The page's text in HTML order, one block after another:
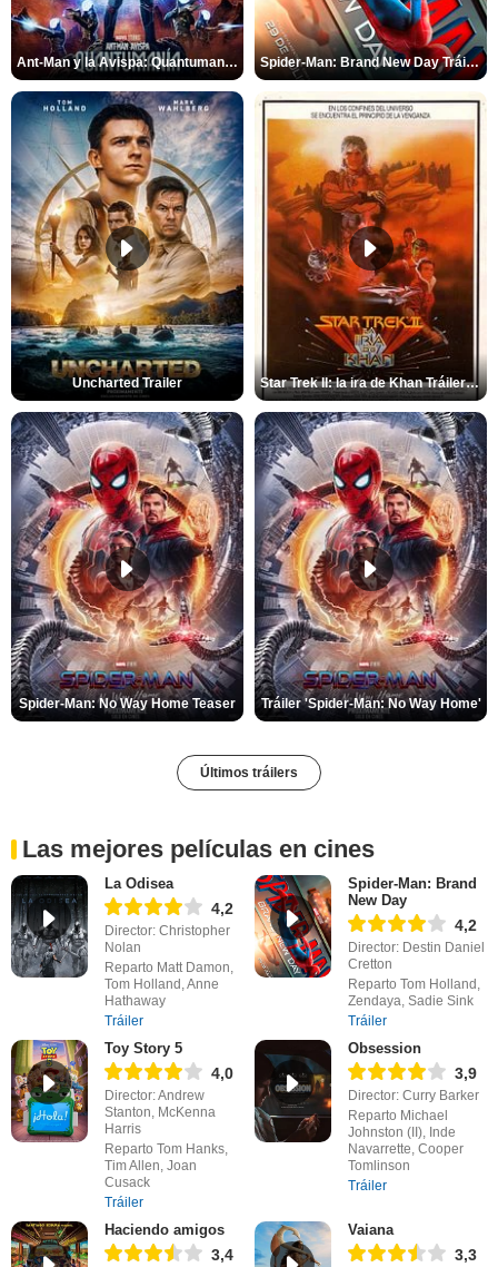
Ant-Man y la Avispa: Quantumanía Tráiler (2) Spider-Man: Brand New Day Tráiler (3)
Uncharted Trailer Star Trek II: la ira de Khan Tráiler VO
Spider-Man: No Way Home Teaser Tráiler 'Spider-Man: No Way Home'
Últimos tráilers
Las mejores películas en cines
La Odisea
4,2
Director: Christopher
Nolan
Reparto Matt Damon,
Tom Holland, Anne
Hathaway
Tráiler
Spider-Man: Brand
New Day
4,2
Director: Destin Daniel
Cretton
Reparto Tom Holland,
Zendaya, Sadie Sink
Tráiler
Toy Story 5
4,0
Director: Andrew
Stanton, McKenna
Harris
Reparto Tom Hanks,
Tim Allen, Joan
Cusack
Tráiler
Obsession
3,9
Director: Curry Barker
Reparto Michael
Johnston (II), Inde
Navarrette, Cooper
Tomlinson
Tráiler
Haciendo amigos
3,4
Vaiana
3,3